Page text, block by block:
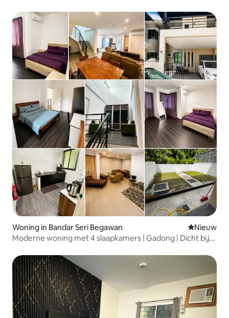
Woning in Bandar Seri Begawan Nieuwe
Nieuw
Moderne woning met 4 slaapkamers | Gadong | Dicht bij